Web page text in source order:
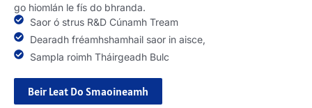
go hiomlán le fís do bhranda.
Saor ó strus R&D Cúnamh Tream
Dearadh fréamhshamhail saor in aisce,
Sampla roimh Tháirgeadh Bulc
Beir Leat Do Smaoineamh